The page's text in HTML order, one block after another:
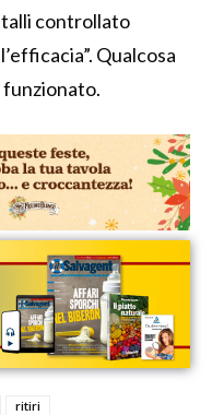
controllato
Qualcosa
ritiri